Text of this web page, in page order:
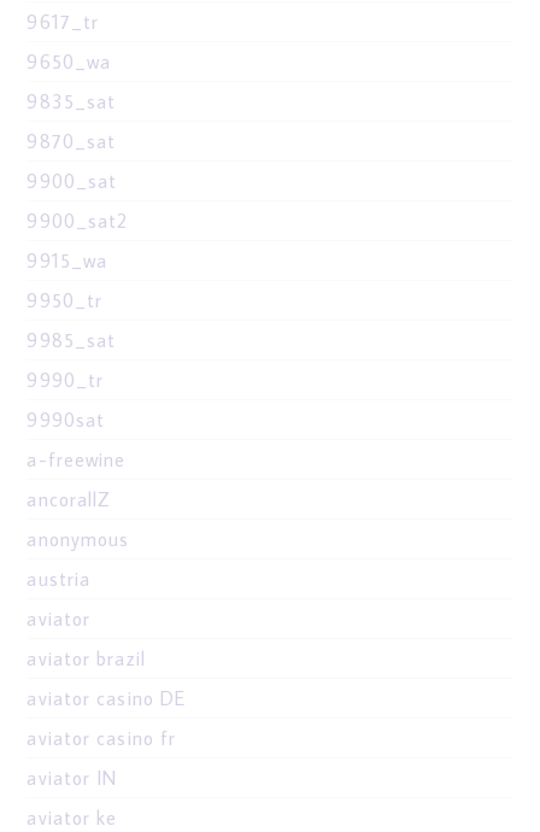
9617_tr
9650_wa
9835_sat
9870_sat
9900_sat
9900_sat2
9915_wa
9950_tr
9985_sat
9990_tr
9990sat
a-freewine
ancorallZ
anonymous
austria
aviator
aviator brazil
aviator casino DE
aviator casino fr
aviator IN
aviator ke